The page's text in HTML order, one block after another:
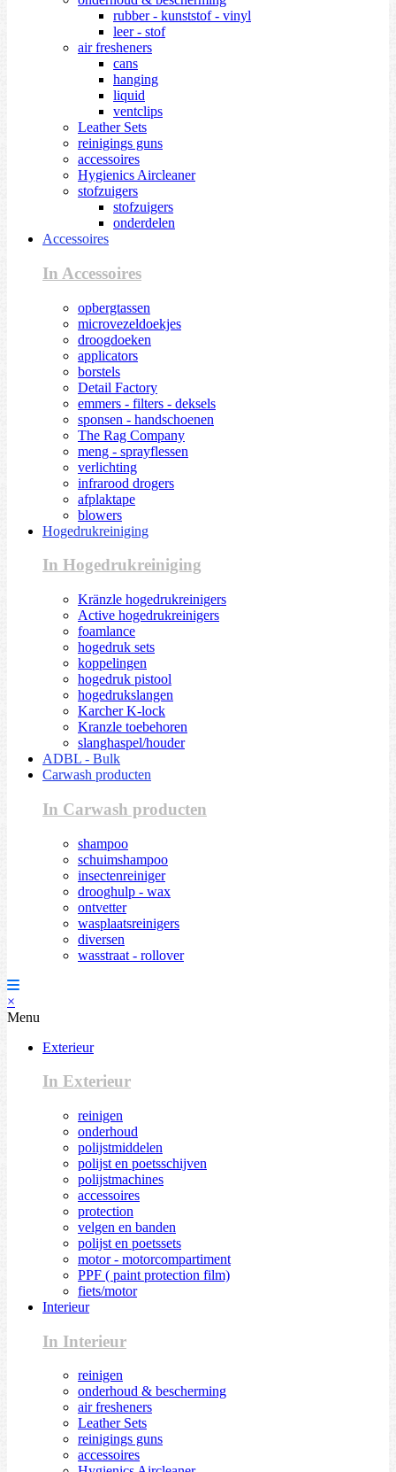
rubber - kunststof - vinyl
leer - stof
air fresheners
cans
hanging
liquid
ventclips
Leather Sets
reinigings guns
accessoires
Hygienics Aircleaner
stofzuigers
stofzuigers
onderdelen
Accessoires
In Accessoires
opbergtassen
microvezeldoekjes
droogdoeken
applicators
borstels
Detail Factory
emmers - filters - deksels
sponsen - handschoenen
The Rag Company
meng - sprayflessen
verlichting
infrarood drogers
afplaktape
blowers
Hogedrukreiniging
In Hogedrukreiniging
Kränzle hogedrukreinigers
Active hogedrukreinigers
foamlance
hogedruk sets
koppelingen
hogedruk pistool
hogedrukslangen
Karcher K-lock
Kranzle toebehoren
slanghaspel/houder
ADBL - Bulk
Carwash producten
In Carwash producten
shampoo
schuimshampoo
insectenreiniger
drooghulp - wax
ontvetter
wasplaatsreinigers
diversen
wasstraat - rollover
×
Menu
Exterieur
In Exterieur
reinigen
onderhoud
polijstmiddelen
polijst en poetsschijven
polijstmachines
accessoires
protection
velgen en banden
polijst en poetssets
motor - motorcompartiment
PPF ( paint protection film)
fiets/motor
Interieur
In Interieur
reinigen
onderhoud & bescherming
air fresheners
Leather Sets
reinigings guns
accessoires